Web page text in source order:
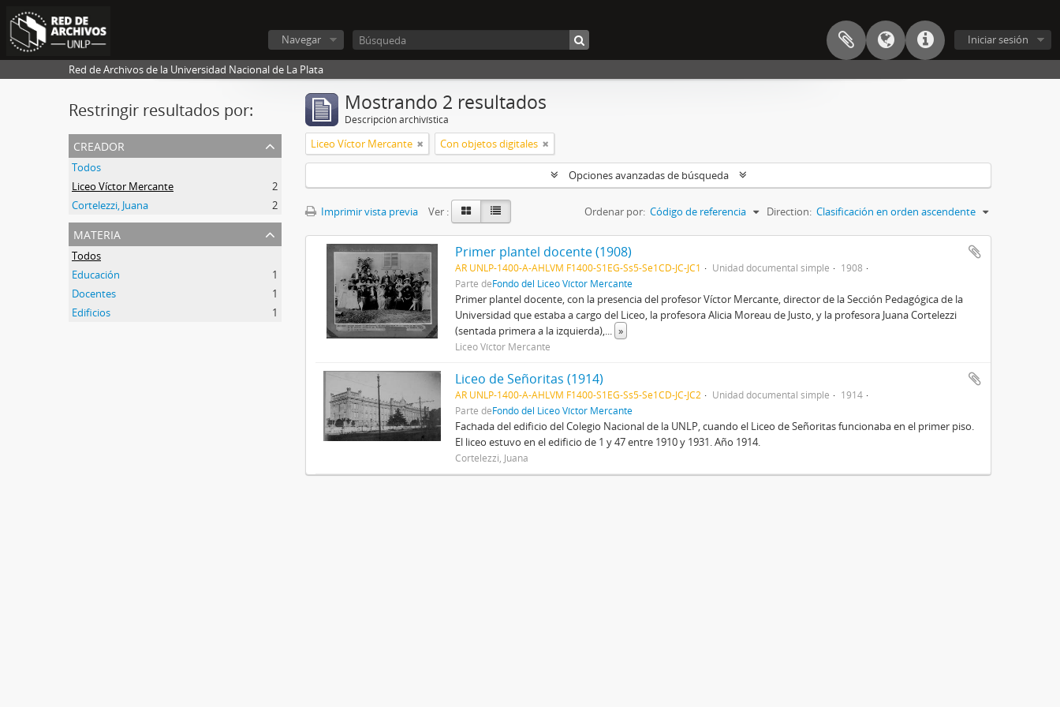
Iniciar sesión
Navegar
Red de Archivos de la Universidad Nacional de La Plata
Restringir resultados por:
creador
Todos
Liceo Víctor Mercante
2
Cortelezzi, Juana
2
materia
Todos
Educación
1
Docentes
1
Edificios
1
Mostrando 2 resultados
Descripción archivística
Liceo Víctor Mercante Con objetos digitales
Opciones avanzadas de búsqueda
Imprimir vista previa Ver : Ordenar por: Código de referencia Direction: Clasificación en orden ascendente
Primer plantel docente (1908)
AR UNLP-1400-A-AHLVM F1400-S1EG-Ss5-Se1CD-JC-JC1 Unidad documental simple
1908
Parte deFondo del Liceo Víctor Mercante
Primer plantel docente, con la presencia del profesor Víctor Mercante, director de la Sección Pedagógica de la
Universidad que estaba a cargo del Liceo, la profesora Alicia Moreau de Justo, y la profesora Juana Cortelezzi
(sentada primera a la izquierda),... »
Liceo Víctor Mercante
Liceo de Señoritas (1914)
AR UNLP-1400-A-AHLVM F1400-S1EG-Ss5-Se1CD-JC-JC2 Unidad documental simple
1914
Parte deFondo del Liceo Víctor Mercante
Fachada del edificio del Colegio Nacional de la UNLP, cuando el Liceo de Señoritas funcionaba en el primer piso.
El liceo estuvo en el edificio de 1 y 47 entre 1910 y 1931. Año 1914.
Cortelezzi, Juana